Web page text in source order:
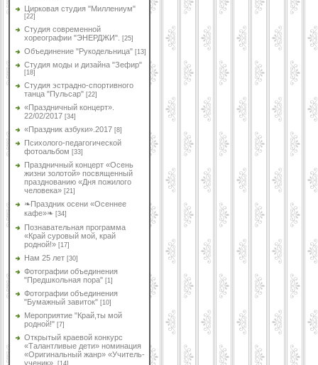
Цирковая студия "Миллениум"
[22]
Студия современной
хореографии "ЭНЕРДЖИ".
[25]
Объединение "Рукодельница" [13]
Студия моды и дизайна "Зефир"
[18]
Студия эстрадно-спортивного
танца "Пульсар" [22]
«Праздничный концерт».
22/02/2017 [34]
«Праздник азбуки».2017 [8]
Психолого-педагогической
фотоальбом [33]
Праздничный концерт «Осень
жизни золотой» посвященный
празднованию «Дня пожилого
человека» [21]
❧Праздник осени «Осеннее
кафе»❧ [34]
Познавательная программа
«Край суровый мой, край
родной!» [17]
Нам 25 лет [30]
Фотографии объединения
"Предшкольная пора" [1]
Фотографии объединения
"Бумажный завиток" [10]
Мероприятие "Край,ты мой
родной!" [7]
Открытый краевой конкурс
«Талантливые дети» номинация
«Оригинальный жанр» «Учитель-
ученик».
[14]